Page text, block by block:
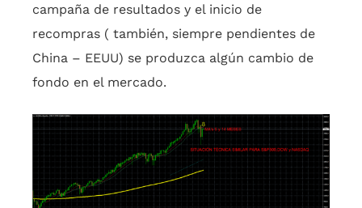
campaña de resultados y el inicio de
recompras ( también, siempre pendientes de
China – EEUU) se produzca algún cambio de
fondo en el mercado.